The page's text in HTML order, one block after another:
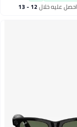
احصل عليه خلال 12 - 13